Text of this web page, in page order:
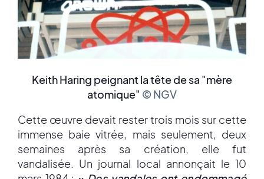
Keith Haring peignant la tête de sa "mère
atomique" © NGV
Cette œuvre devait rester trois mois sur cette
immense baie vitrée, mais seulement, deux
semaines après sa création, elle fut
vandalisée. Un journal local annonçait le 10